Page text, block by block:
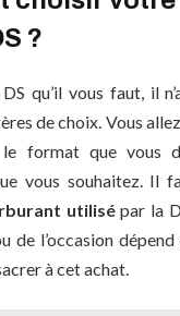
?
qu’il vous faut, il
de choix. Vous
format que vous
vous souhaitez. Il
utilisépar la
de l’occasion
à cet achat.